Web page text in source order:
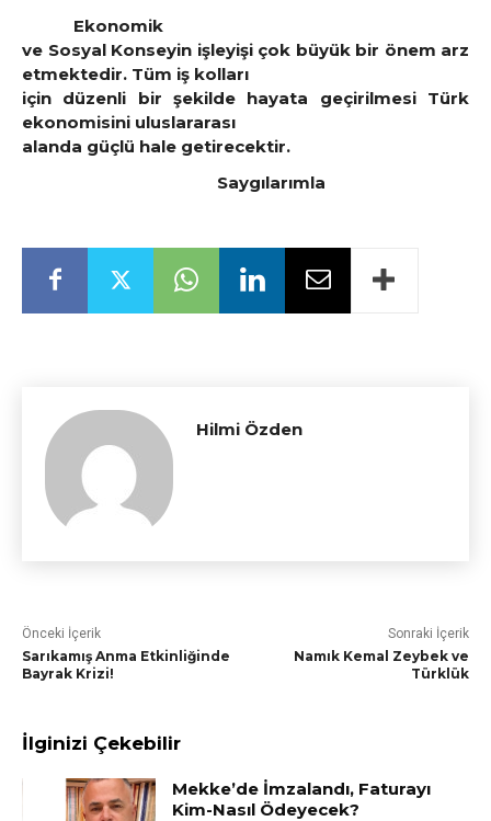
Ekonomik
ve Sosyal Konseyin işleyişi çok büyük bir önem arz
etmektedir. Tüm iş kolları
için düzenli bir şekilde hayata geçirilmesi Türk
ekonomisini uluslararası
alanda güçlü hale getirecektir.
Saygılarımla
Hilmi Özden
Önceki İçerik
Sarıkamış Anma Etkinliğinde
Bayrak Krizi!
Sonraki İçerik
Namık Kemal Zeybek ve
Türklük
İlginizi Çekebilir
Mekke’de İmzalandı, Faturayı
Kim-Nasıl Ödeyecek?